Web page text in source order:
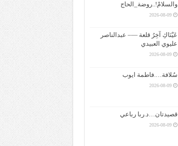
والسلامْ!..روضة_الحاج
2026-08-09
عَيْنَاكِ آخِرُ قلعة —– عبدالناصر
عليوي العبيدي
2026-08-09
سُلافة….فاطمة ايوب
2026-08-09
قصيدتان…د.ربا رباعي
2026-08-09